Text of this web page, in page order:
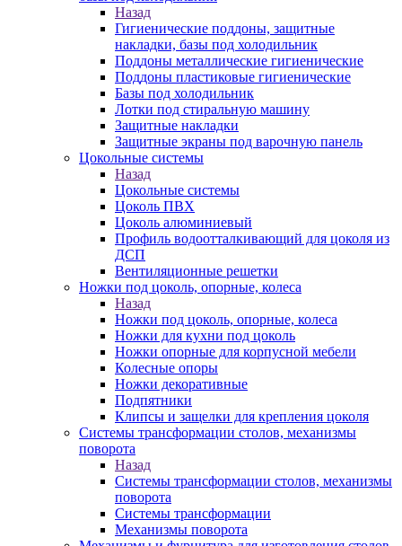
Назад
Гигиенические поддоны, защитные
накладки, базы под холодильник
Поддоны металлические гигиенические
Поддоны пластиковые гигиенические
Базы под холодильник
Лотки под стиральную машину
Защитные накладки
Защитные экраны под варочную панель
Цокольные системы
Назад
Цокольные системы
Цоколь ПВХ
Цоколь алюминиевый
Профиль водоотталкивающий для цоколя из
ДСП
Вентиляционные решетки
Ножки под цоколь, опорные, колеса
Назад
Ножки под цоколь, опорные, колеса
Ножки для кухни под цоколь
Ножки опорные для корпусной мебели
Колесные опоры
Ножки декоративные
Подпятники
Клипсы и защелки для крепления цоколя
Системы трансформации столов, механизмы
поворота
Назад
Системы трансформации столов, механизмы
поворота
Системы трансформации
Механизмы поворота